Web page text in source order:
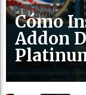
Cómo
Addon